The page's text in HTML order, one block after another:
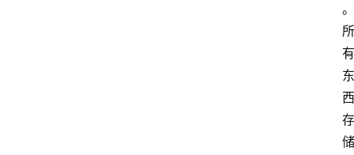
。
所
有
东
西
存
储